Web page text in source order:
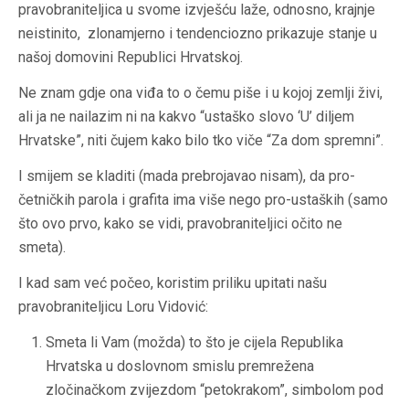
pravobraniteljica u svome izvješću laže, odnosno, krajnje
neistinito, zlonamjerno i tendenciozno prikazuje stanje u
našoj domovini Republici Hrvatskoj.
Ne znam gdje ona viđa to o čemu piše i u kojoj zemlji živi,
ali ja ne nailazim ni na kakvo “ustaško slovo ‘U’ diljem
Hrvatske”, niti čujem kako bilo tko viče “Za dom spremni”.
I smijem se kladiti (mada prebrojavao nisam), da pro-
četničkih parola i grafita ima više nego pro-ustaških (samo
što ovo prvo, kako se vidi, pravobraniteljici očito ne
smeta).
I kad sam već počeo, koristim priliku upitati našu
pravobraniteljicu Loru Vidović:
Smeta li Vam (možda) to što je cijela Republika
Hrvatska u doslovnom smislu premrežena
zločinačkom zvijezdom “petokrakom”, simbolom pod